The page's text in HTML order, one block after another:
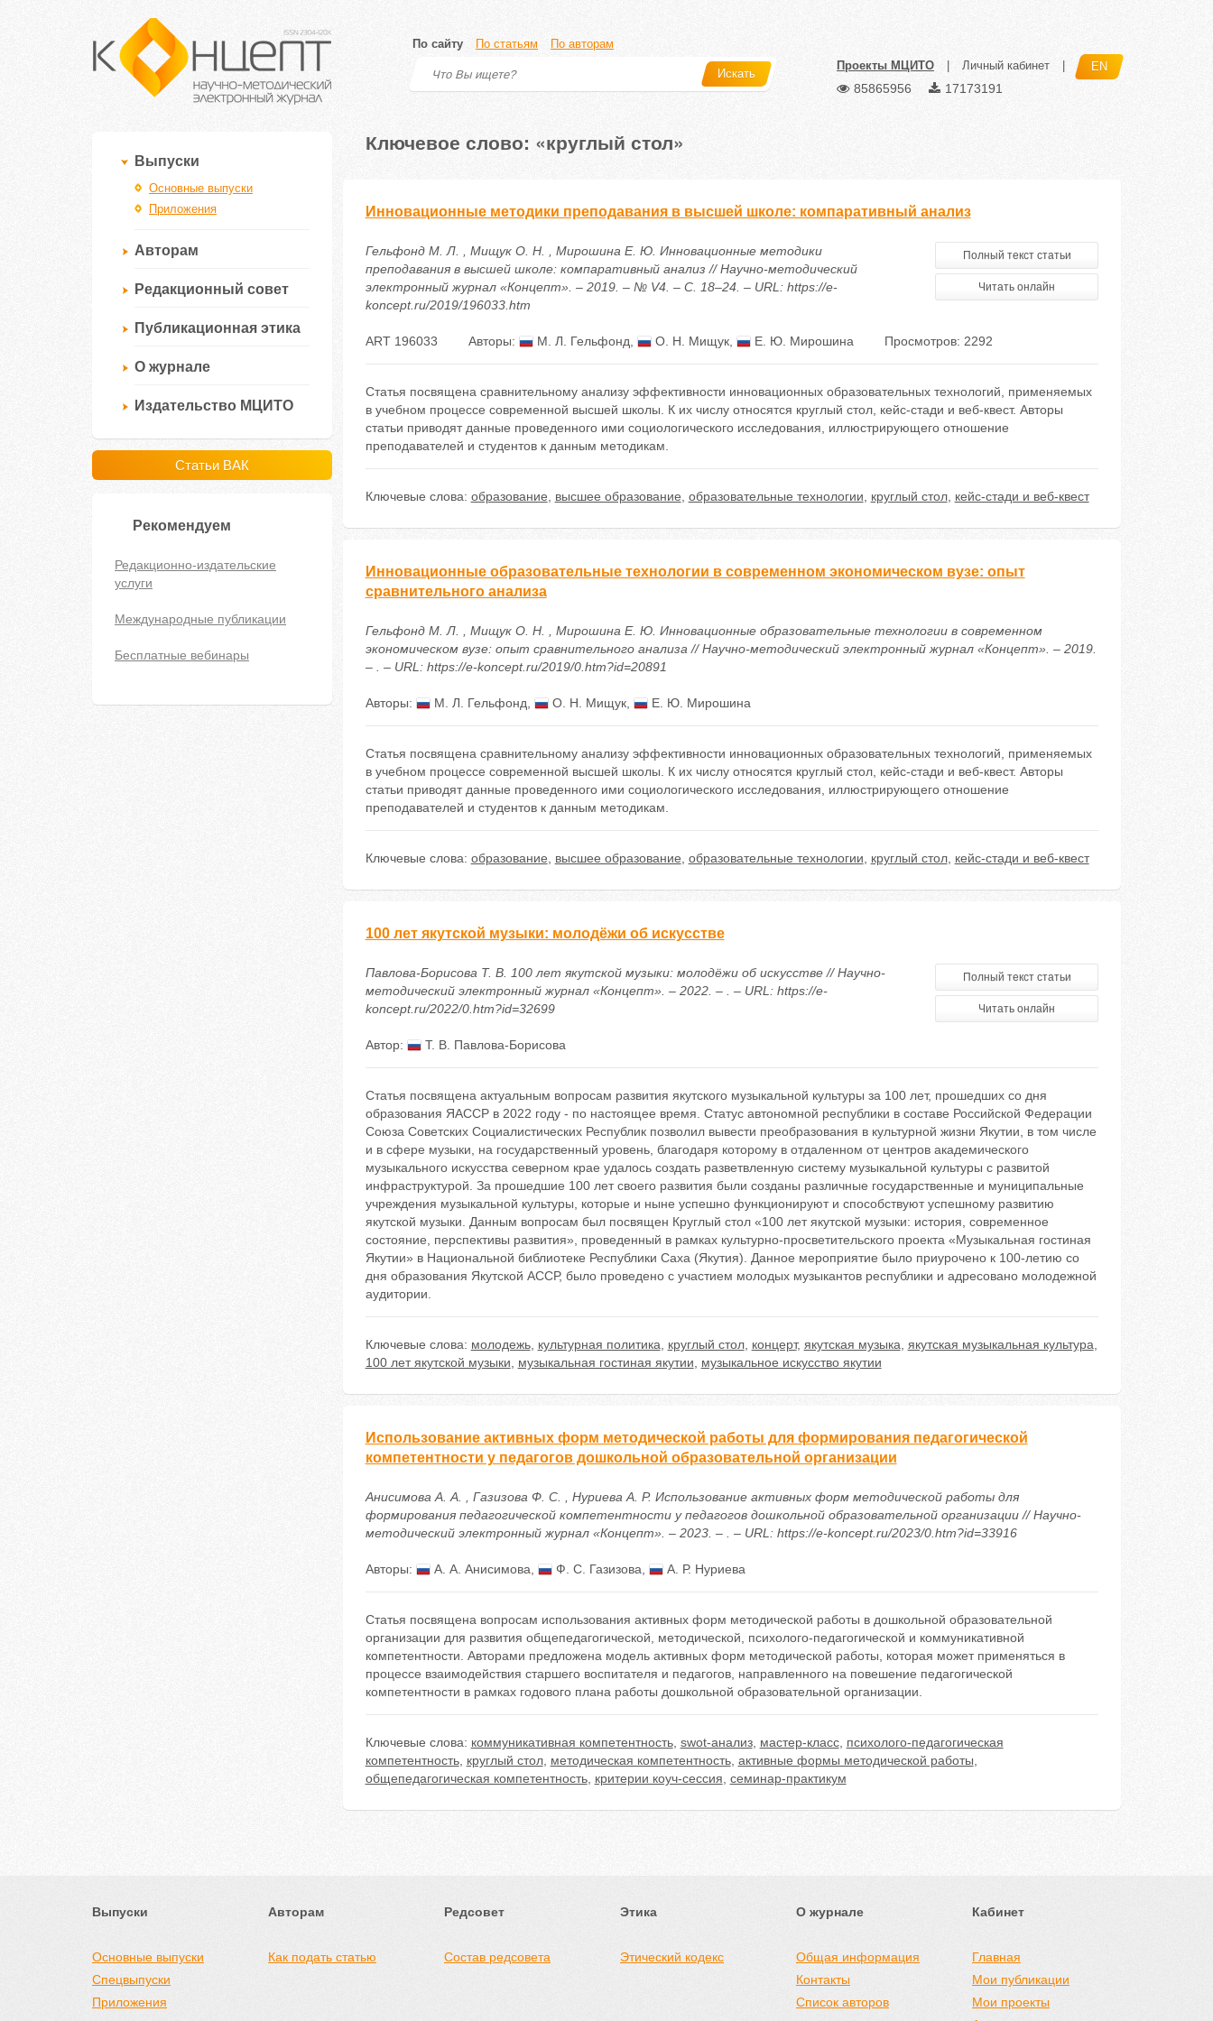
По сайту По статьям По авторам
Искать
Проекты МЦИТО Личный кабинет EN
85865956 17173191
Выпуски
Основные выпуски
Приложения
Авторам
Редакционный совет
Публикационная этика
О журнале
Издательство МЦИТО
Статьи ВАК
Рекомендуем
Редакционно-издательские
услуги
Международные публикации
Бесплатные вебинары
Ключевое слово: «круглый стол»
Инновационные методики преподавания в высшей школе: компаративный анализ
Гельфонд М. Л. , Мищук О. Н. , Мирошина Е. Ю. Инновационные методики
преподавания в высшей школе: компаративный анализ // Научно-методический
электронный журнал «Концепт». – 2019. – № V4. – С. 18–24. – URL: https://e-
koncept.ru/2019/196033.htm
Полный текст статьи
Читать онлайн
ART 196033 Авторы: М. Л. Гельфонд О. Н. Мищук, Е. Ю. Мирошина Просмотров: 2292
Статья посвящена сравнительному анализу эффективности инновационных образовательных технологий, применяемых
в учебном процессе современной высшей школы. К их числу относятся круглый стол, кейс-стади и веб-квест. Авторы
статьи приводят данные проведенного ими социологического исследования, иллюстрирующего отношение
преподавателей и студентов к данным методикам.
Ключевые слова: образование высшее образование образовательные технологии круглый стол, кейс-стади и веб-квест
Инновационные образовательные технологии в современном экономическом вузе: опыт
сравнительного анализа
Гельфонд М. Л. , Мищук О. Н. , Мирошина Е. Ю. Инновационные образовательные технологии в современном
экономическом вузе: опыт сравнительного анализа // Научно-методический электронный журнал «Концепт». – 2019.
– . – URL: https://e-koncept.ru/2019/0.htm?id=20891
Авторы: М. Л. Гельфонд О. Н. Мищук, Е. Ю. Мирошина
Статья посвящена сравнительному анализу эффективности инновационных образовательных технологий, применяемых
в учебном процессе современной высшей школы. К их числу относятся круглый стол, кейс-стади и веб-квест. Авторы
статьи приводят данные проведенного ими социологического исследования, иллюстрирующего отношение
преподавателей и студентов к данным методикам.
Ключевые слова: образование высшее образование образовательные технологии круглый стол, кейс-стади и веб-квест
100 лет якутской музыки: молодёжи об искусстве
Павлова-Борисова Т. В. 100 лет якутской музыки: молодёжи об искусстве // Научно-
методический электронный журнал «Концепт». – 2022. – . – URL: https://e-
koncept.ru/2022/0.htm?id=32699
Полный текст статьи
Читать онлайн
Автор: Т. В. Павлова-Борисова
Статья посвящена актуальным вопросам развития якутского музыкальной культуры за 100 лет, прошедших со дня
образования ЯАССР в 2022 году - по настоящее время. Статус автономной республики в составе Российской Федерации
Союза Советских Социалистических Республик позволил вывести преобразования в культурной жизни Якутии, в том числе
и в сфере музыки, на государственный уровень, благодаря которому в отдаленном от центров академического
музыкального искусства северном крае удалось создать разветвленную систему музыкальной культуры с развитой
инфраструктурой. За прошедшие 100 лет своего развития были созданы различные государственные и муниципальные
учреждения музыкальной культуры, которые и ныне успешно функционируют и способствуют успешному развитию
якутской музыки. Данным вопросам был посвящен Круглый стол «100 лет якутской музыки: история, современное
состояние, перспективы развития», проведенный в рамках культурно-просветительского проекта «Музыкальная гостиная
Якутии» в Национальной библиотеке Республики Саха (Якутия). Данное мероприятие было приурочено к 100-летию со
дня образования Якутской АССР, было проведено с участием молодых музыкантов республики и адресовано молодежной
аудитории.
Ключевые слова: молодежь, культурная политика круглый стол, концерт, якутская музыка якутская музыкальная культура
100 лет якутской музыки
музыкальная гостиная якутии музыкальное искусство якутии
Использование активных форм методической работы для формирования педагогической
компетентности у педагогов дошкольной образовательной организации
Анисимова А. А. , Газизова Ф. С. , Нуриева А. Р. Использование активных форм методической работы для
формирования педагогической компетентности у педагогов дошкольной образовательной организации // Научно-
методический электронный журнал «Концепт». – 2023. – . – URL: https://e-koncept.ru/2023/0.htm?id=33916
Авторы: А. А. Анисимова Ф. С. Газизова А. Р. Нуриева
Статья посвящена вопросам использования активных форм методической работы в дошкольной образовательной
организации для развития общепедагогической, методической, психолого-педагогической и коммуникативной
компетентности. Авторами предложена модель активных форм методической работы, которая может применяться в
процессе взаимодействия старшего воспитателя и педагогов, направленного на повешение педагогической
компетентности в рамках годового плана работы дошкольной образовательной организации.
Ключевые слова: коммуникативная компетентность, swot-анализ, мастер-класс, психолого-педагогическая
компетентность, круглый стол, методическая компетентность, активные формы методической работы
общепедагогическая компетентность, критерии коуч-сессия семинар-практикум
Выпуски
Основные выпуски
Спецвыпуски
Приложения
Авторам
Как подать статью
Редсовет
Состав редсовета
Этика
Этический кодекс
О журнале
Общая информация
Контакты
Список авторов
Кабинет
Главная
Мои публикации
Мои проекты